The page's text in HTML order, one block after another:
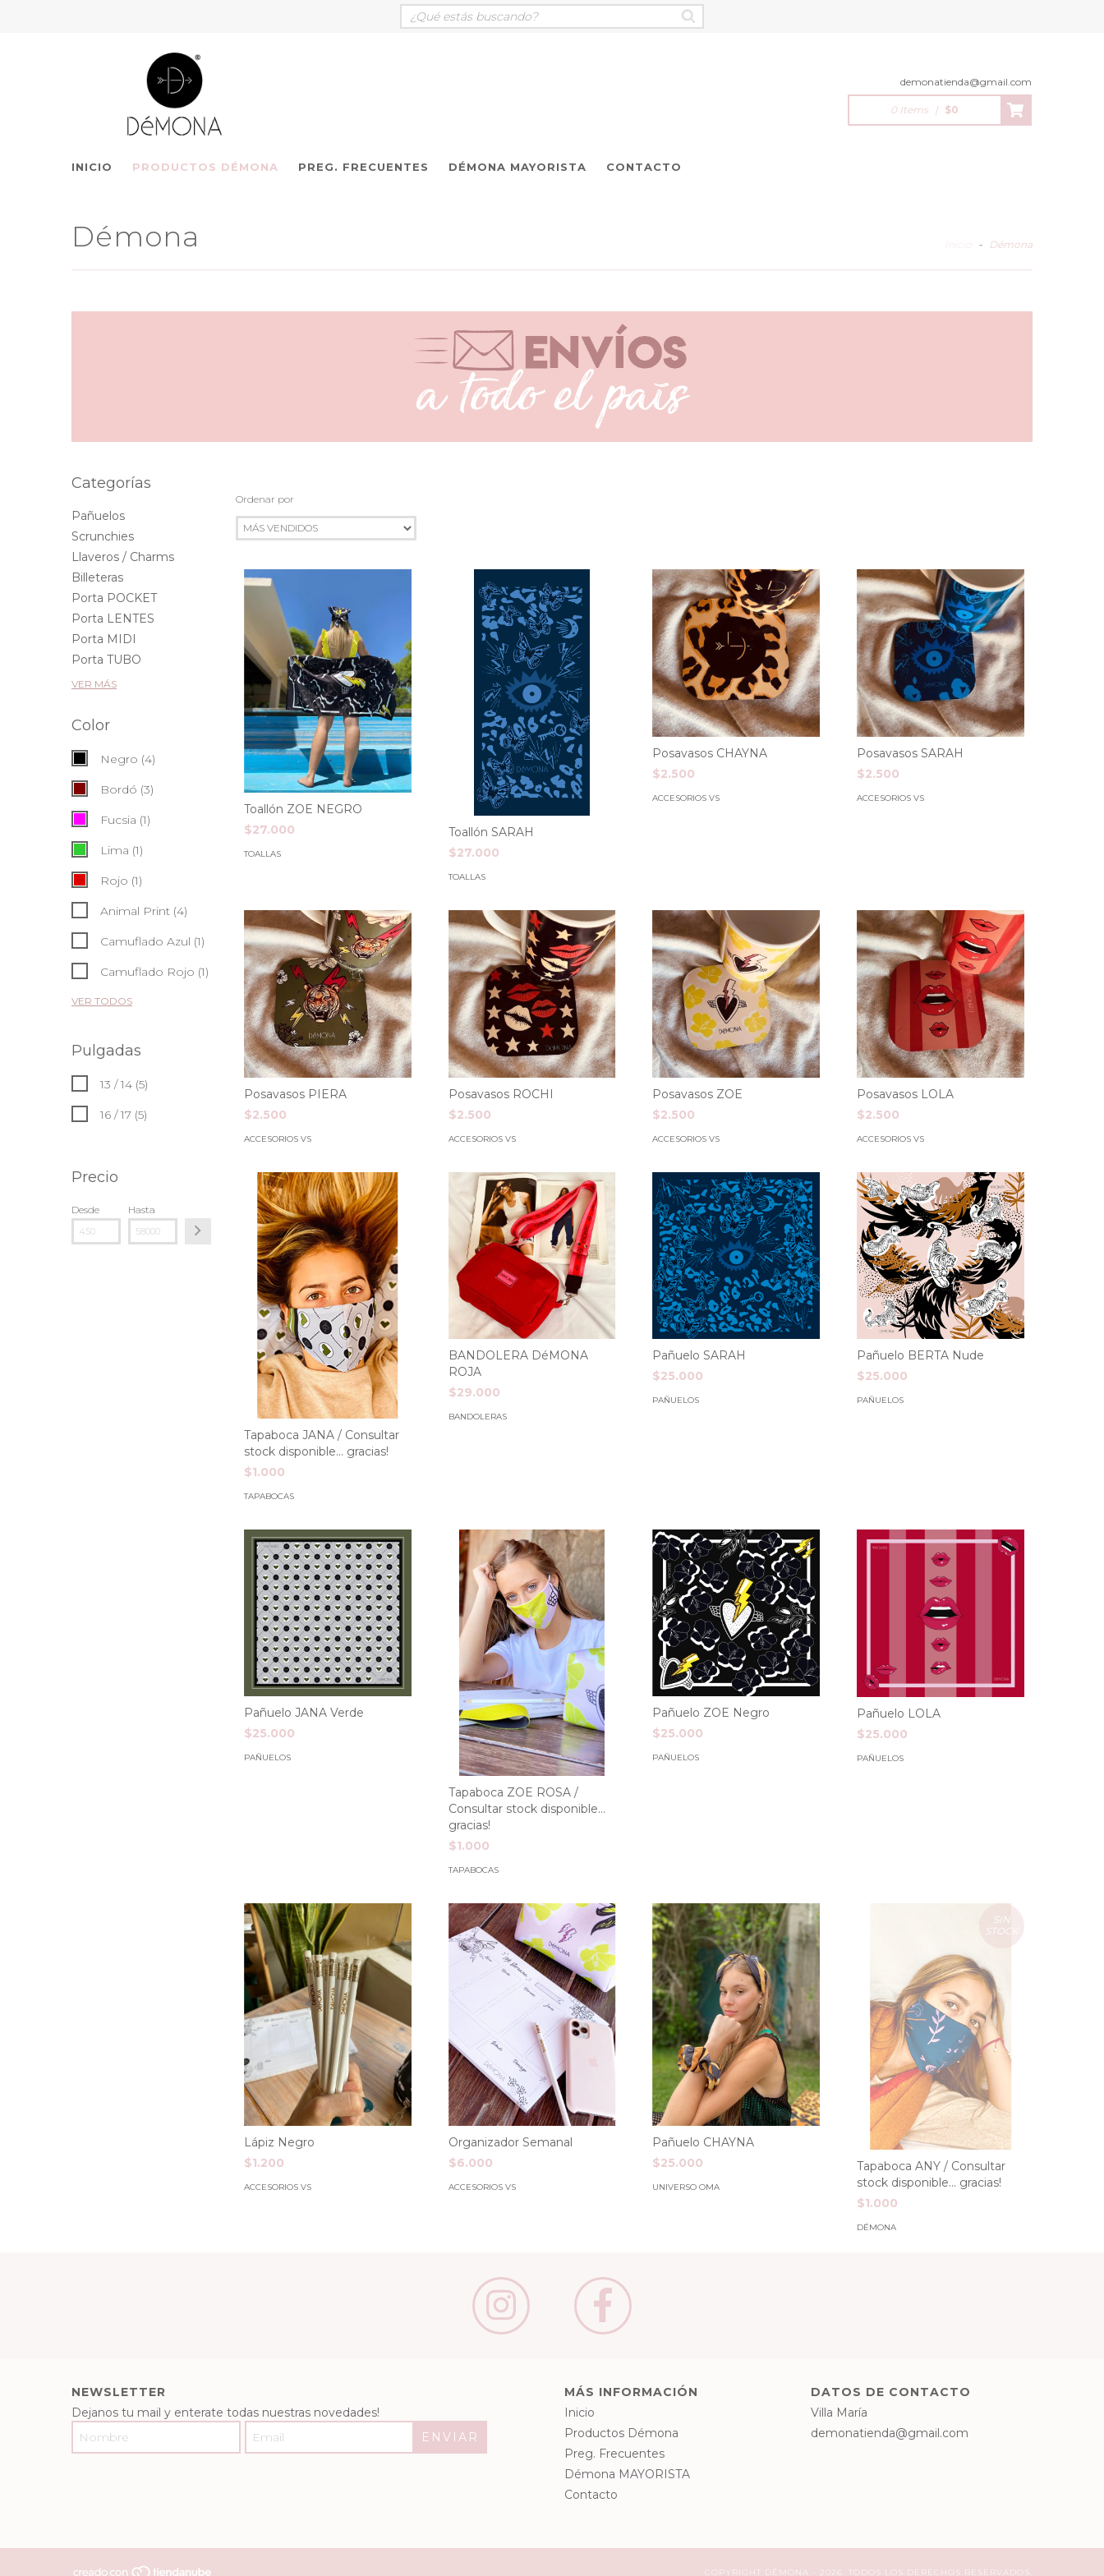
demonatienda@gmail.com
0 Items | $0
INICIO PRODUCTOS DÉMONA PREG. FRECUENTES DÉMONA MAYORISTA CONTACTO
Démona - Démona
Categorías
Pañuelos
Scrunchies
Llaveros / Charms
Billeteras
Porta POCKET
Porta LENTES
Porta MIDI
Porta TUBO
VER MÁS
Color
Negro (4)
Bordó (3)
Fucsia (1)
Lima (1)
Rojo (1)
Animal Print (4)
Camuflado Azul (1)
Camuflado Rojo (1)
VER TODOS
Pulgadas
13 / 14 (5)
16 / 17 (5)
Precio
Desde Hasta
Ordenar por
Toallón ZOE NEGRO
$27.000
TOALLAS
Toallón SARAH
$27.000
TOALLAS
Posavasos CHAYNA
$2.500
ACCESORIOS VS
Posavasos SARAH
$2.500
ACCESORIOS VS
Posavasos PIERA
$2.500
ACCESORIOS VS
Posavasos ROCHI
$2.500
ACCESORIOS VS
Posavasos ZOE
$2.500
ACCESORIOS VS
Posavasos LOLA
$2.500
ACCESORIOS VS
Tapaboca JANA / Consultar
stock disponible... gracias!
$1.000
TAPABOCAS
BANDOLERA DéMONA
ROJA
$29.000
BANDOLERAS
Pañuelo SARAH
$25.000
PAÑUELOS
Pañuelo BERTA Nude
$25.000
PAÑUELOS
Pañuelo JANA Verde
$25.000
PAÑUELOS
Tapaboca ZOE ROSA /
Consultar stock disponible...
gracias!
$1.000
TAPABOCAS
Pañuelo ZOE Negro
$25.000
PAÑUELOS
Pañuelo LOLA
$25.000
PAÑUELOS
Lápiz Negro
$1.200
ACCESORIOS VS
Organizador Semanal
$6.000
ACCESORIOS VS
Pañuelo CHAYNA
$25.000
UNIVERSO OMA
SIN
STOCK
Tapaboca ANY / Consultar
stock disponible... gracias!
$1.000
DÉMONA
NEWSLETTER
Dejanos tu mail y enterate todas nuestras novedades!
MÁS INFORMACIÓN
Inicio
Productos Démona
Preg. Frecuentes
Démona MAYORISTA
Contacto
DATOS DE CONTACTO
Villa María
demonatienda@gmail.com
COPYRIGHT DÉMONA - 2026. TODOS LOS DERECHOS RESERVADOS.